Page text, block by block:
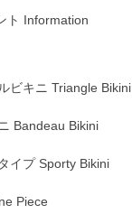
ト Information
ビキニ Triangle Bikini
Bandeau Bikini
イプ Sporty Bikini
Piece